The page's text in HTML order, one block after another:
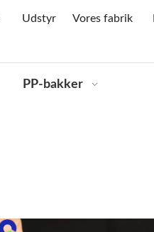
Udstyr Vores fabrik
PP-bakker